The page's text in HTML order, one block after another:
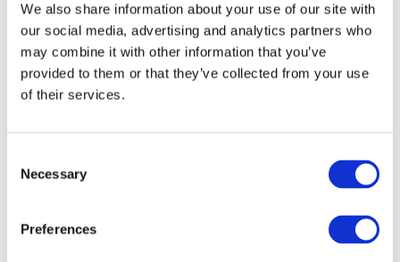
We also share information about your use of our site with
our social media, advertising and analytics partners who
may combine it with other information that you’ve
provided to them or that they’ve collected from your use
of their services.
Selection
Necessary
Preferences